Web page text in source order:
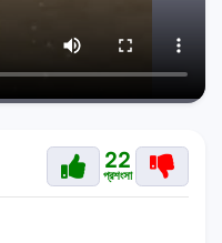
22
প্রশংসা